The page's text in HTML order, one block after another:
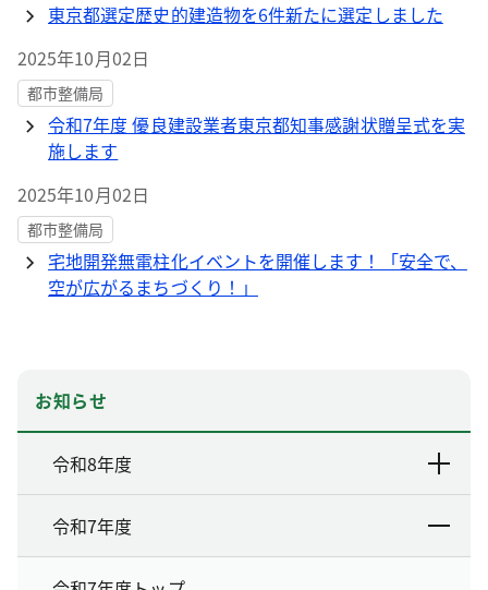
東京都選定歴史的建造物を6件新たに選定しました
2025年10月02日
都市整備局
令和7年度 優良建設業者東京都知事感謝状贈呈式を実
施します
2025年10月02日
都市整備局
宅地開発無電柱化イベントを開催します！「安全で、
空が広がるまちづくり！」
お知らせ
令和8年度
令和7年度